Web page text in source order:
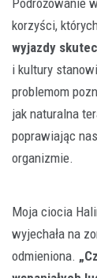
korzyści,
wyjazdy
i kultury
problemom
jak naturalna
poprawiając
organizmie.
Moja ciocia
wyjechała na
odmieniona.